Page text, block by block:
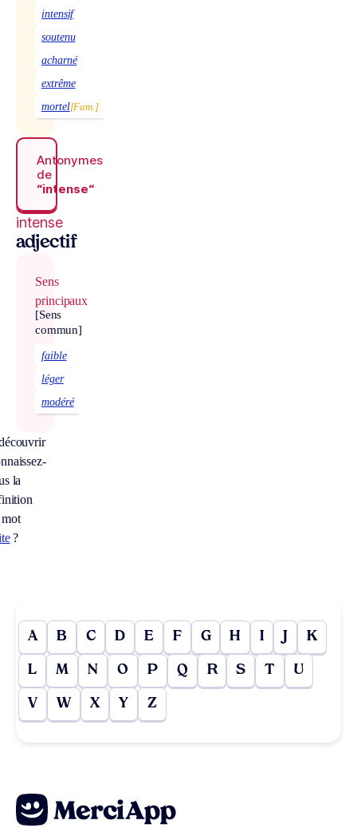
intensif
soutenu
acharné
extrême
mortel[Fam.]
Antonymes
de
“intense“
intense
adjectif
Sens
principaux
[Sens
commun]
faible
léger
modéré
la
?
A B C D E F G H I J K
L M N O P Q R S T U
V W X Y Z